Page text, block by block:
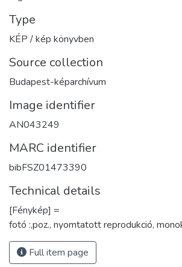
Type
KÉP / kép könyvben
Source collection
Budapest-képarchívum
Image identifier
AN043249
MARC identifier
bibFSZ01473390
Technical details
[Fénykép] =
fotó :,poz., nyomtatott reprodukció,
Full item page